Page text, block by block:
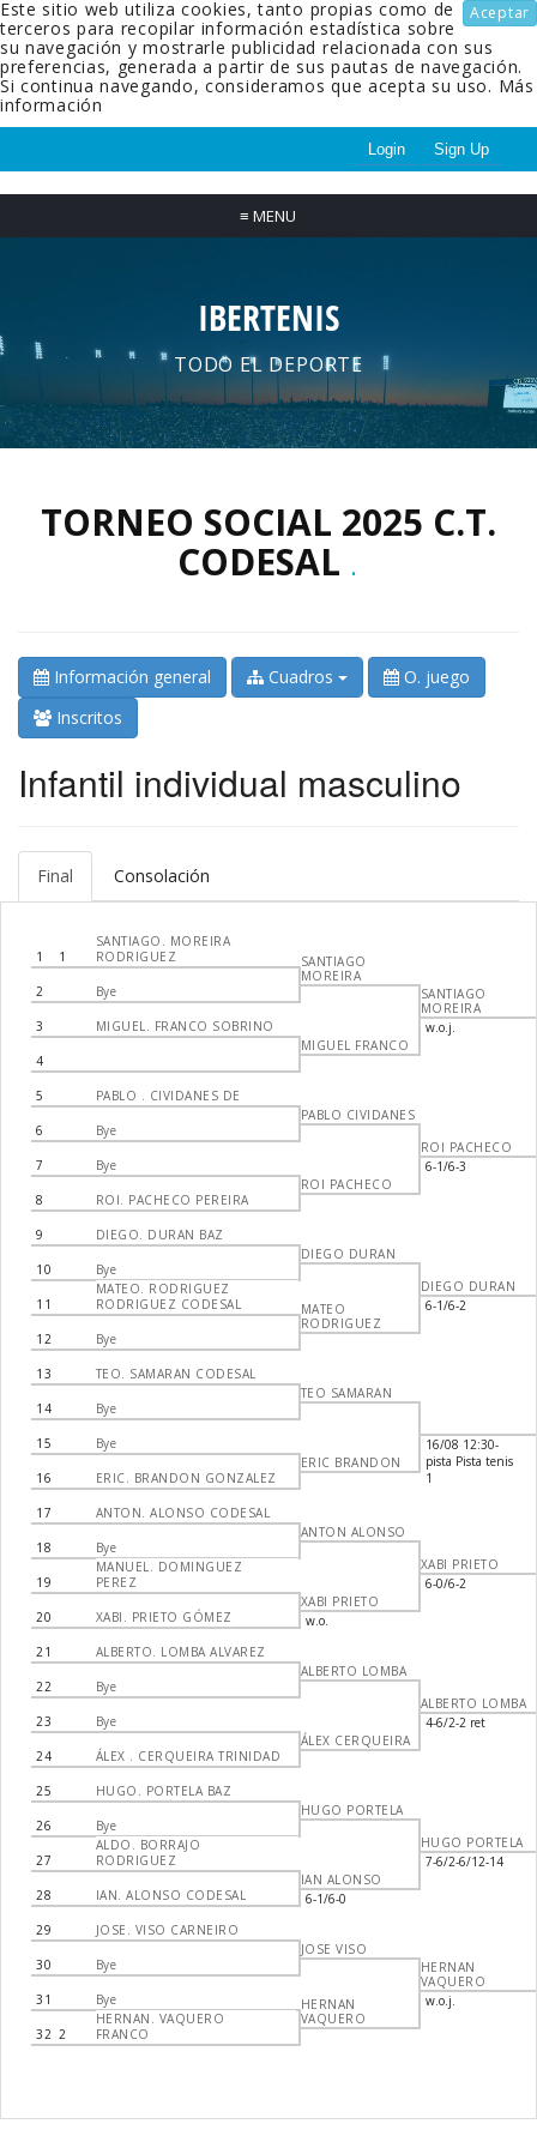
Aceptar
Este sitio web utiliza cookies, tanto propias como de
terceros para recopilar información estadística sobre
su navegación y mostrarle publicidad relacionada con sus
preferencias, generada a partir de sus pautas de navegación.
Si continua navegando, consideramos que acepta su uso. Más
información
Login Sign Up
≡ MENU
IBERTENIS
TODO EL DEPORTE
TORNEO SOCIAL 2025 C.T.
CODESAL .
Información general Cuadros
O. juego
Inscritos
Infantil individual masculino
Final Consolación
1 1
SANTIAGO. MOREIRA
RODRIGUEZ
2 Bye
3 MIGUEL. FRANCO SOBRINO
4
5 PABLO . CIVIDANES DE
6 Bye
7 Bye
8 ROI. PACHECO PEREIRA
9 DIEGO. DURAN BAZ
10 Bye
11
MATEO. RODRIGUEZ
RODRIGUEZ CODESAL
12 Bye
13 TEO. SAMARAN CODESAL
14 Bye
15 Bye
16 ERIC. BRANDON GONZALEZ
17 ANTON. ALONSO CODESAL
18 Bye
19
MANUEL. DOMINGUEZ
PEREZ
20 XABI. PRIETO GÓMEZ
21 ALBERTO. LOMBA ALVAREZ
22 Bye
23 Bye
24 ÁLEX . CERQUEIRA TRINIDAD
25 HUGO. PORTELA BAZ
26 Bye
27
ALDO. BORRAJO
RODRIGUEZ
28 IAN. ALONSO CODESAL
29 JOSE. VISO CARNEIRO
30 Bye
31 Bye
32 2
HERNAN. VAQUERO
FRANCO
SANTIAGO
MOREIRA
MIGUEL FRANCO
PABLO CIVIDANES
ROI PACHECO
DIEGO DURAN
MATEO
RODRIGUEZ
TEO SAMARAN
ERIC BRANDON
ANTON ALONSO
XABI PRIETO
w.o.
ALBERTO LOMBA
ÁLEX CERQUEIRA
HUGO PORTELA
IAN ALONSO
6-1/6-0
JOSE VISO
HERNAN
VAQUERO
SANTIAGO
MOREIRA
w.o.j.
ROI PACHECO
6-1/6-3
DIEGO DURAN
6-1/6-2
16/08 12:30-
pista Pista tenis
1
XABI PRIETO
6-0/6-2
ALBERTO LOMBA
4-6/2-2 ret
HUGO PORTELA
7-6/2-6/12-14
HERNAN
VAQUERO
w.o.j.